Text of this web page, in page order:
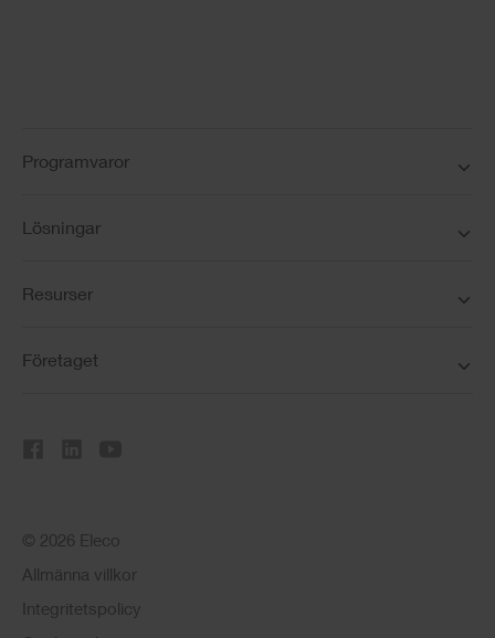
Programvaror
Lösningar
Resurser
Företaget
© 2026 Eleco
Allmänna villkor
Integritetspolicy